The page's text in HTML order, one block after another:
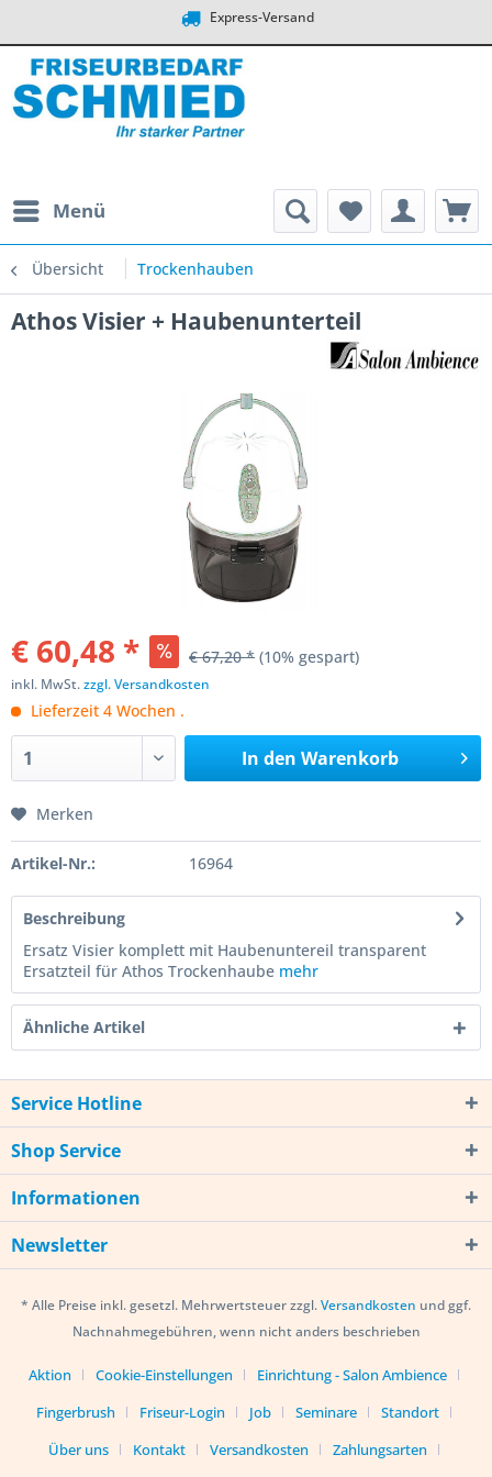
Express-Versand
Menü
Übersicht Trockenhauben
Athos Visier + Haubenunterteil
€ 60,48 * € 67,20 * (10% gespart)
inkl. MwSt.zzgl. Versandkosten
Lieferzeit 4 Wochen .
In den Warenkorb
Merken
Artikel-Nr.: 16964
Beschreibung
Ersatz Visier komplett mit Haubenuntereil transparent
Ersatzteil für Athos Trockenhaube mehr
Ähnliche Artikel
Service Hotline
Shop Service
Informationen
Newsletter
* Alle Preise inkl. gesetzl. Mehrwertsteuer zzgl.Versandkosten und ggf.
Nachnahmegebühren, wenn nicht anders beschrieben
Aktion Cookie-Einstellungen
Einrichtung - Salon Ambience
Fingerbrush
Friseur-Login Job Seminare
Standort
Über uns
Kontakt Versandkosten Zahlungsarten